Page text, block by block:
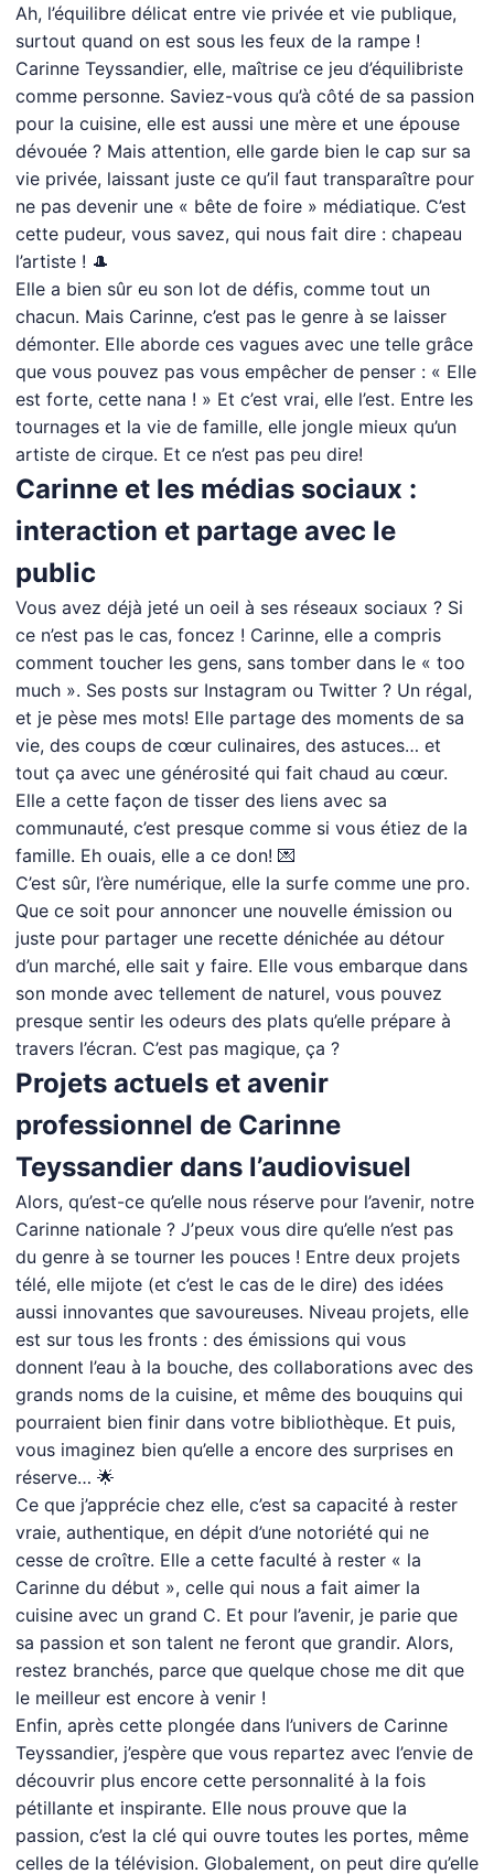
Ah, l’équilibre délicat entre vie privée et vie publique,
surtout quand on est sous les feux de la rampe !
Carinne Teyssandier, elle, maîtrise ce jeu d’équilibriste
comme personne. Saviez-vous qu’à côté de sa passion
pour la cuisine, elle est aussi une mère et une épouse
dévouée ? Mais attention, elle garde bien le cap sur sa
vie privée, laissant juste ce qu’il faut transparaître pour
ne pas devenir une « bête de foire » médiatique. C’est
cette pudeur, vous savez, qui nous fait dire : chapeau
l’artiste ! 🎩
Elle a bien sûr eu son lot de défis, comme tout un
chacun. Mais Carinne, c’est pas le genre à se laisser
démonter. Elle aborde ces vagues avec une telle grâce
que vous pouvez pas vous empêcher de penser : « Elle
est forte, cette nana ! » Et c’est vrai, elle l’est. Entre les
tournages et la vie de famille, elle jongle mieux qu’un
artiste de cirque. Et ce n’est pas peu dire!
Carinne et les médias sociaux :
interaction et partage avec le
public
Vous avez déjà jeté un oeil à ses réseaux sociaux ? Si
ce n’est pas le cas, foncez ! Carinne, elle a compris
comment toucher les gens, sans tomber dans le « too
much ». Ses posts sur Instagram ou Twitter ? Un régal,
et je pèse mes mots! Elle partage des moments de sa
vie, des coups de cœur culinaires, des astuces… et
tout ça avec une générosité qui fait chaud au cœur.
Elle a cette façon de tisser des liens avec sa
communauté, c’est presque comme si vous étiez de la
famille. Eh ouais, elle a ce don! 💌
C’est sûr, l’ère numérique, elle la surfe comme une pro.
Que ce soit pour annoncer une nouvelle émission ou
juste pour partager une recette dénichée au détour
d’un marché, elle sait y faire. Elle vous embarque dans
son monde avec tellement de naturel, vous pouvez
presque sentir les odeurs des plats qu’elle prépare à
travers l’écran. C’est pas magique, ça ?
Projets actuels et avenir
professionnel de Carinne
Teyssandier dans l’audiovisuel
Alors, qu’est-ce qu’elle nous réserve pour l’avenir, notre
Carinne nationale ? J’peux vous dire qu’elle n’est pas
du genre à se tourner les pouces ! Entre deux projets
télé, elle mijote (et c’est le cas de le dire) des idées
aussi innovantes que savoureuses. Niveau projets, elle
est sur tous les fronts : des émissions qui vous
donnent l’eau à la bouche, des collaborations avec des
grands noms de la cuisine, et même des bouquins qui
pourraient bien finir dans votre bibliothèque. Et puis,
vous imaginez bien qu’elle a encore des surprises en
réserve… 🌟
Ce que j’apprécie chez elle, c’est sa capacité à rester
vraie, authentique, en dépit d’une notoriété qui ne
cesse de croître. Elle a cette faculté à rester « la
Carinne du début », celle qui nous a fait aimer la
cuisine avec un grand C. Et pour l’avenir, je parie que
sa passion et son talent ne feront que grandir. Alors,
restez branchés, parce que quelque chose me dit que
le meilleur est encore à venir !
Enfin, après cette plongée dans l’univers de Carinne
Teyssandier, j’espère que vous repartez avec l’envie de
découvrir plus encore cette personnalité à la fois
pétillante et inspirante. Elle nous prouve que la
passion, c’est la clé qui ouvre toutes les portes, même
celles de la télévision. Globalement, on peut dire qu’elle